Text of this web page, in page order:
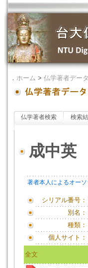
． ホーム > 仏学著者デー
仏学著者検索 検索
成中英
著者本人によるオー
シリアル番号：
別名：
種類：
個人サイト：
全文